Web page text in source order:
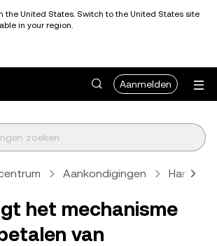
the United States. Switch to the United States site
in your region.
Aanmelden
Aankondigingen
het mechanisme
van